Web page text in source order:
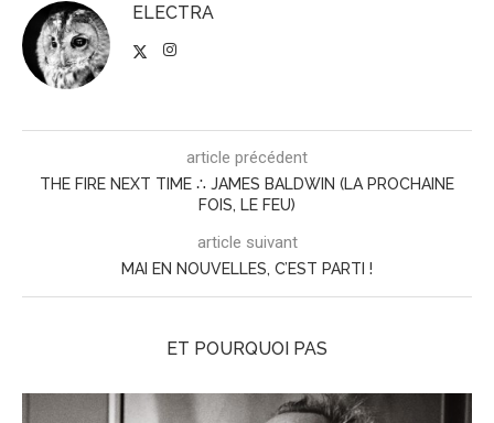
ELECTRA
article précédent
THE FIRE NEXT TIME ∴ JAMES BALDWIN (LA PROCHAINE
FOIS, LE FEU)
article suivant
MAI EN NOUVELLES, C’EST PARTI !
ET POURQUOI PAS